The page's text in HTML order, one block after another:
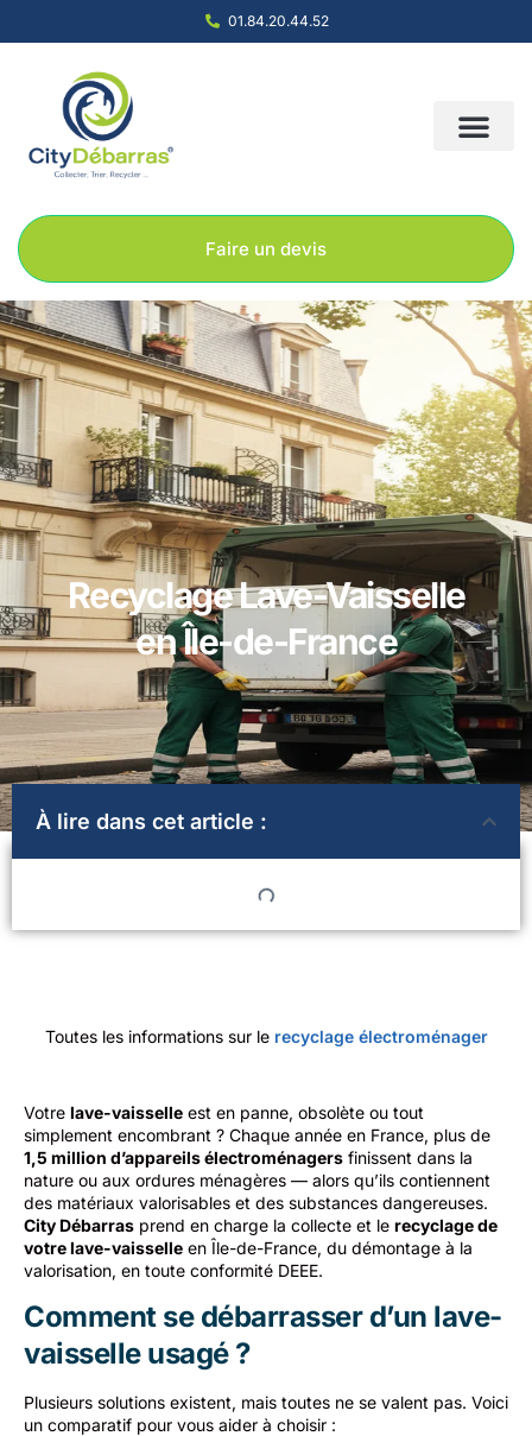
01.84.20.44.52
Faire un devis
Recyclage Lave-Vaisselle
en Île-de-France
À lire dans cet article :
Toutes les informations sur le recyclage électroménager
Votre lave-vaisselle est en panne, obsolète ou tout
simplement encombrant ? Chaque année en France, plus de
1,5 million d’appareils électroménagers finissent dans la
nature ou aux ordures ménagères — alors qu’ils contiennent
des matériaux valorisables et des substances dangereuses.
City Débarras prend en charge la collecte et le recyclage de
votre lave-vaisselle en Île-de-France, du démontage à la
valorisation, en toute conformité DEEE.
Comment se débarrasser d’un lave-
vaisselle usagé ?
Plusieurs solutions existent, mais toutes ne se valent pas. Voici
un comparatif pour vous aider à choisir :